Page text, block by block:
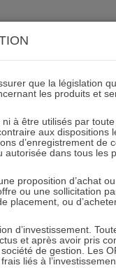
suivant
que la législation
les produits et
à être utilisés par
aux dispositions
d’enregistrement de
dans tous les
proposition d’achat
ou une sollicitation
placement, ou
d’investissement.
et après avoir pris
de gestion. Les
liés à